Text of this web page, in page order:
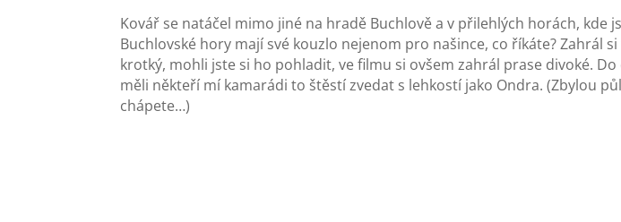
Kovář se natáčel mimo jiné na hradě Buchlově a v přilehlých horách,
Buchlovské hory mají své kouzlo nejenom pro našince, co říkáte? Zahrál
krotký, mohli jste si ho pohladit, ve filmu si ovšem zahrál prase divoké.
měli někteří mí kamarádi to štěstí zvedat s lehkostí jako Ondra. (Zbylou
chápete…)